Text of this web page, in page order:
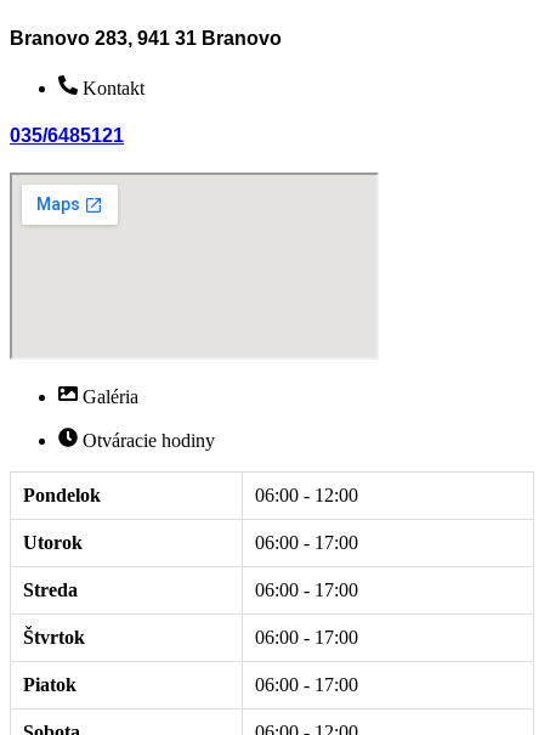
Branovo 283, 941 31 Branovo
Kontakt
035/6485121
Galéria
Otváracie hodiny
Pondelok 06:00 - 12:00
Utorok 06:00 - 17:00
Streda 06:00 - 17:00
Štvrtok 06:00 - 17:00
Piatok 06:00 - 17:00